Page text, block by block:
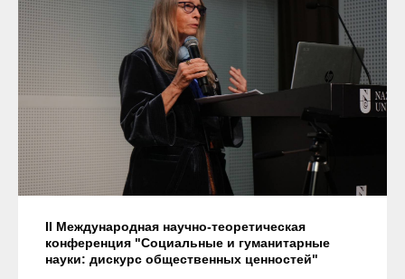
II Международная научно-теоретическая
конференция "Социальные и гуманитарные
науки: дискурс общественных ценностей"